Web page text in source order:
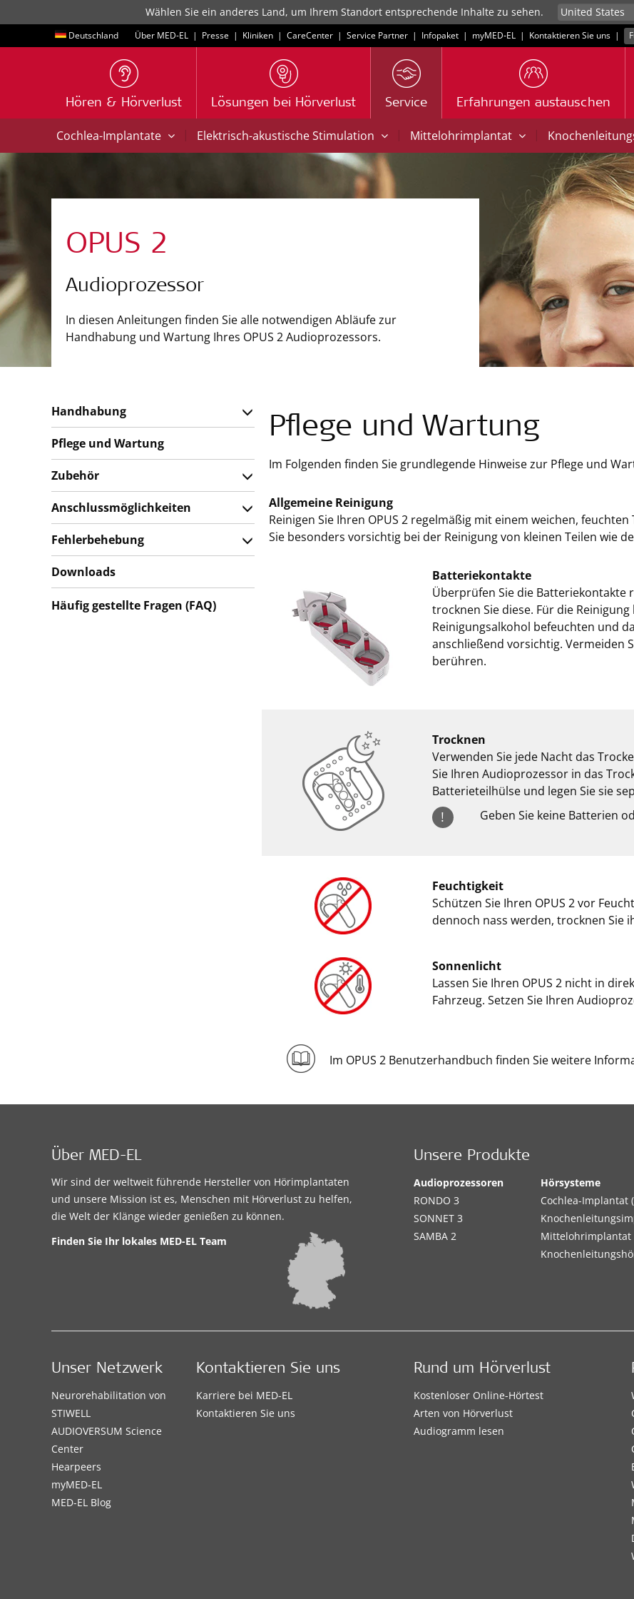
Wählen Sie ein anderes Land, um Ihrem Standort entsprechende Inhalte zu sehen.
Deutschland Über MED-EL | Presse | Kliniken | CareCenter | Service Partner | Infopaket | myMED‑EL | Kontaktieren Sie uns |
Hören & Hörverlust Lösungen bei Hörverlust Service Erfahrungen austauschen
Cochlea-Implantate | Elektrisch-akustische Stimulation | Mittelohrimplantat |
OPUS 2
Audioprozessor
In diesen Anleitungen finden Sie alle notwendigen Abläufe zur
Handhabung und Wartung Ihres OPUS 2 Audioprozessors.
Pflege und Wartung
Im Folgenden finden Sie grundlegende Hinweise zur Pflege und
Allgemeine Reinigung
Reinigen Sie Ihren OPUS 2 regelmäßig mit einem weichen,
Sie besonders vorsichtig bei der Reinigung von kleinen Teilen wie
Batteriekontakte
Überprüfen Sie die Batteriekontakte
trocknen Sie diese. Für die
Reinigungsalkohol befeuchten und
anschließend vorsichtig. Vermeiden
berühren.
Trocknen
Verwenden Sie jede Nacht das
Sie Ihren Audioprozessor in das
Batterieteilhülse und legen Sie sie
! Geben Sie keine Batterien
Feuchtigkeit
Schützen Sie Ihren OPUS 2 vor
dennoch nass werden, trocknen Sie
Sonnenlicht
Lassen Sie Ihren OPUS 2 nicht in
Fahrzeug. Setzen Sie Ihren
Im OPUS 2 Benutzerhandbuch finden Sie weitere
Handhabung
Pflege und Wartung
Zubehör
Anschlussmöglichkeiten
Fehlerbehebung
Downloads
Häufig gestellte Fragen (FAQ)
Über MED-EL
Wir sind der weltweit führende Hersteller von Hörimplantaten
und unsere Mission ist es, Menschen mit Hörverlust zu helfen,
die Welt der Klänge wieder genießen zu können.
Finden Sie Ihr lokales MED-EL Team
Unsere Produkte
Audioprozessoren
RONDO 3
SONNET 3
SAMBA 2
Hörsysteme
Cochlea-Implantat
Mittelohrimplantat
Rund um Hörverlust
Kostenloser Online-Hörtest
Arten von Hörverlust
Audiogramm lesen
Unser Netzwerk
Neurorehabilitation von
STIWELL
AUDIOVERSUM Science
Center
Hearpeers
myMED‑EL
MED-EL Blog
Kontaktieren Sie uns
Karriere bei MED-EL
Kontaktieren Sie uns